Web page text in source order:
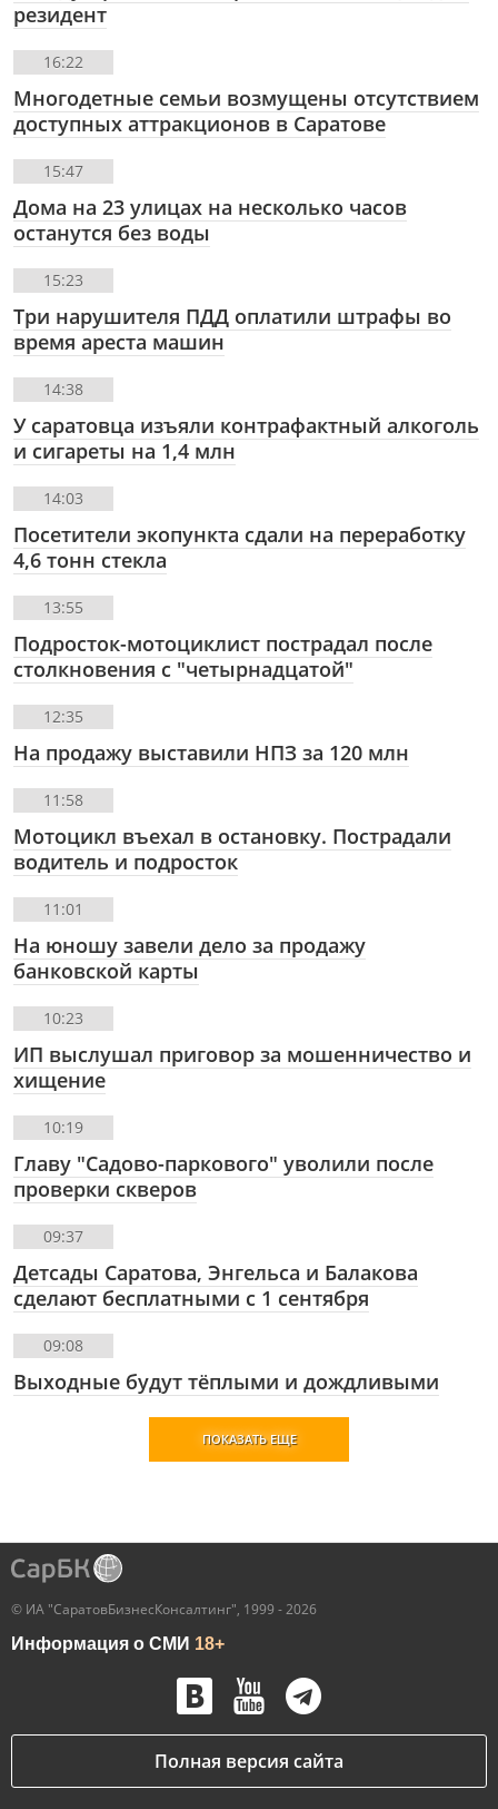
резидент
16:22
Многодетные семьи возмущены отсутствием
доступных аттракционов в Саратове
15:47
Дома на 23 улицах на несколько часов
останутся без воды
15:23
Три нарушителя ПДД оплатили штрафы во
время ареста машин
14:38
У саратовца изъяли контрафактный алкоголь
и сигареты на 1,4 млн
14:03
Посетители экопункта сдали на переработку
4,6 тонн стекла
13:55
Подросток-мотоциклист пострадал после
столкновения с "четырнадцатой"
12:35
На продажу выставили НПЗ за 120 млн
11:58
Мотоцикл въехал в остановку. Пострадали
водитель и подросток
11:01
На юношу завели дело за продажу
банковской карты
10:23
ИП выслушал приговор за мошенничество и
хищение
10:19
Главу "Садово-паркового" уволили после
проверки скверов
09:37
Детсады Саратова, Энгельса и Балакова
сделают бесплатными с 1 сентября
09:08
Выходные будут тёплыми и дождливыми
ПОКАЗАТЬ ЕЩЕ
© ИА "СаратовБизнесКонсалтинг", 1999 - 2026
Информация о СМИ 18+
Полная версия сайта